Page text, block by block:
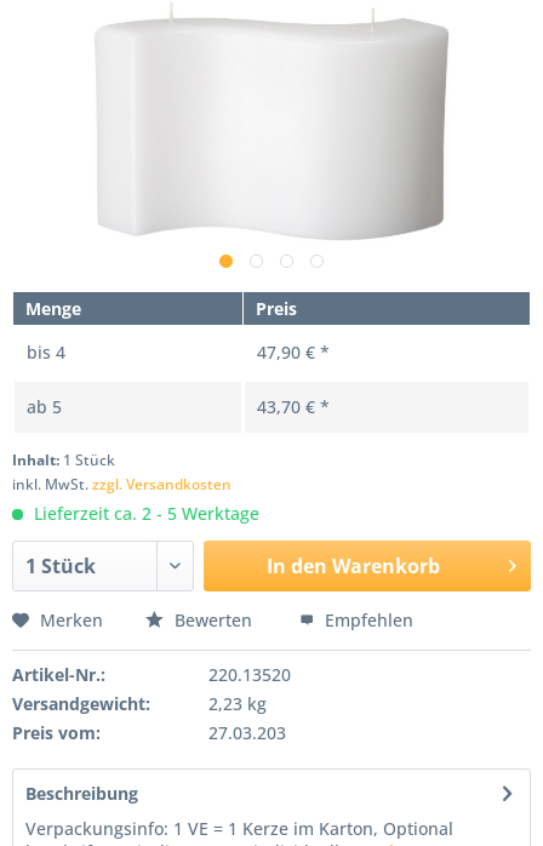
Menge
Preis
bis 4 47,90 € *
ab 5 43,70 € *
Inhalt: 1 Stück
inkl. MwSt.zzgl. Versandkosten
Lieferzeit ca. 2 - 5 Werktage
In den Warenkorb
Merken Bewerten Empfehlen
Artikel-Nr.:
220.13520
Versandgewicht:
2,23 kg
Preis vom:
27.03.203
Beschreibung
Verpackungsinfo: 1 VE = 1 Kerze im Karton, Optional